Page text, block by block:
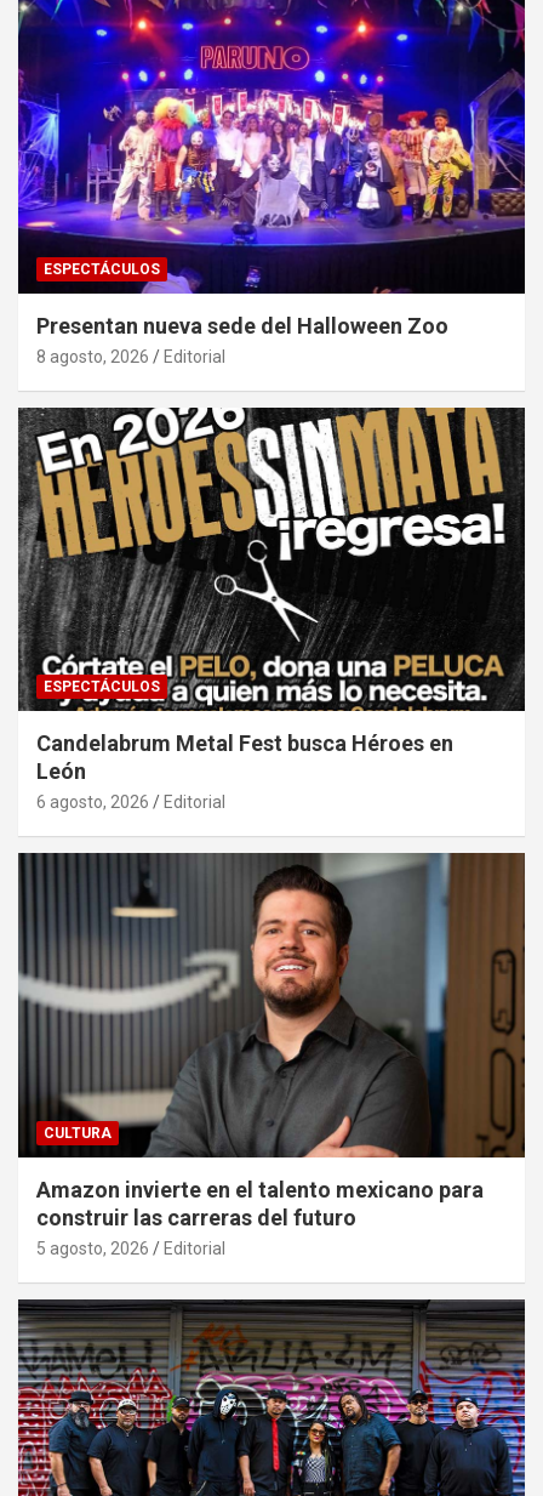
ESPECTÁCULOS
Presentan nueva sede del Halloween Zoo
8 agosto, 2026 Editorial
ESPECTÁCULOS
Candelabrum Metal Fest busca Héroes en
León
6 agosto, 2026 Editorial
CULTURA
Amazon invierte en el talento mexicano para
construir las carreras del futuro
5 agosto, 2026 Editorial